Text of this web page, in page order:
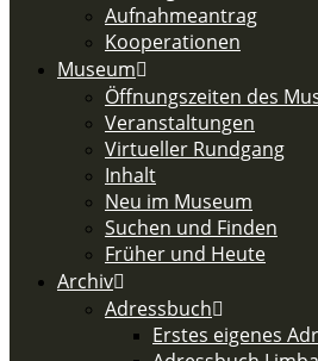
Aufnahmeantrag
Kooperationen
Museum
Öffnungszeiten des
Veranstaltungen
Virtueller Rundgang
Inhalt
Neu im Museum
Suchen und Finden
Früher und Heute
Archiv
Adressbuch
Erstes eigenes